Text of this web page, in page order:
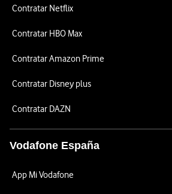
Contratar Netflix
Contratar HBO Max
Contratar Amazon Prime
Contratar Disney plus
Contratar DAZN
Vodafone España
App Mi Vodafone